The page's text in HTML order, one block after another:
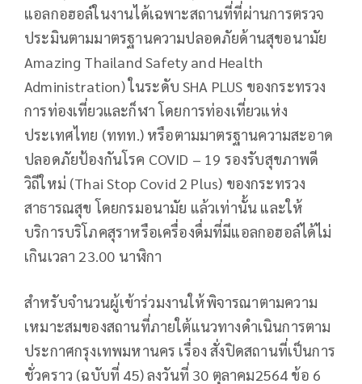
แอลกอฮอล์ในงานได้เฉพาะสถานที่ที่ผ่านการตรวจ
ประมินตามมาตรฐานความปลอดภัยด้านสุขอนามัย
Amazing Thailand Safety and Health
Administration) ในระดับ SHA PLUS ของกระทรวง
การท่องเที่ยวและก็ฬา โดยการท่องเที่ยวแห่ง
ประเทศไทย (ททท.) หรือตามมาตรฐานความสะอาด
ปลอดภัยป้องกันโรค COVID – 19 รองรับสุขภาพดี
วิถีใหม่ (Thai Stop Covid 2 Plus) ของกระทรวง
สาธารณสุข โดยกรมอนามัย แล้วเท่านั้น และให้
บริการบริโภคสุราหรือเครื่องดื่มที่มีแอลกอฮอล์ได้ไม่
เกินเวลา 23.00 นาฬิกา
สำหรับจำนวนผู้เข้าร่วมงานให้พิจารณาตามความ
เหมาะสมของสถานที่ภายใต้แนวทางดำเนินการตาม
ประกาศกรุงเทพมหานคร เรื่อง สั่งปิดสถานที่เป็นการ
ชั่วคราว (ฉบับที่ 45) ลงวันที่ 30 ตุลาคม2564 ข้อ 6